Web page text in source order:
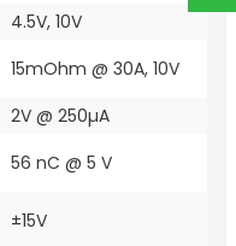
4.5V, 10V
15mOhm @ 30A, 10V
2V @ 250µA
56 nC @ 5 V
±15V